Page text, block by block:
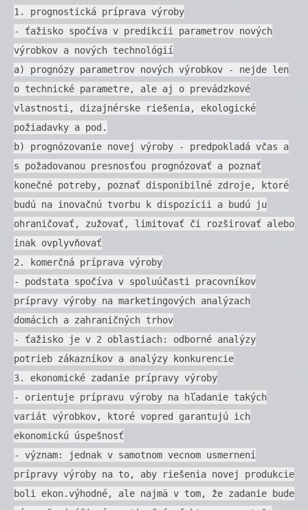
1. prognostická príprava výroby
- ťažisko spočíva v predikcii parametrov nových
výrobkov a nových technológií
a) prognózy parametrov nových výrobkov - nejde len
o technické parametre, ale aj o prevádzkové
vlastnosti, dizajnérske riešenia, ekologické
požiadavky a pod.
b) prognózovanie novej výroby - predpokladá včas a
s požadovanou presnosťou prognózovať a poznať
konečné potreby, poznať disponibilné zdroje, ktoré
budú na inovačnú tvorbu k dispozícii a budú ju
ohraničovať, zužovať, limitovať či rozširovať alebo
inak ovplyvňovať
2. komerčná príprava výroby
- podstata spočíva v spoluúčasti pracovníkov
prípravy výroby na marketingových analýzach
domácich a zahraničných trhov
- ťažisko je v 2 oblastiach: odborné analýzy
potrieb zákazníkov a analýzy konkurencie
3. ekonomické zadanie prípravy výroby
- orientuje prípravu výroby na hľadanie takých
variát výrobkov, ktoré vopred garantujú ich
ekonomickú úspešnosť
- význam: jednak v samotnom vecnom usmernení
prípravy výroby na to, aby riešenia novej produkcie
boli ekon.výhodné, ale najmä v tom, že zadanie bude